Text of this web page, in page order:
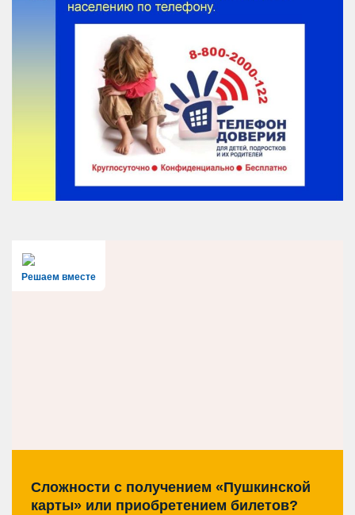
Решаем вместе
Сложности с получением «Пушкинской
карты» или приобретением билетов?